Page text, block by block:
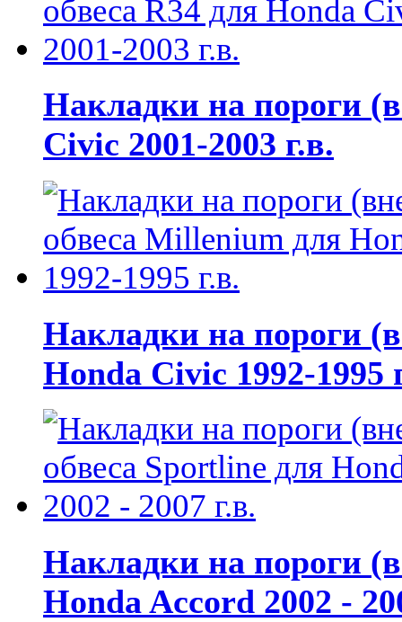
Накладки на пороги
Civic 2001-2003 г.в.
Накладки на пороги
Honda Civic 1992-1995
Накладки на пороги
Honda Accord 2002 -